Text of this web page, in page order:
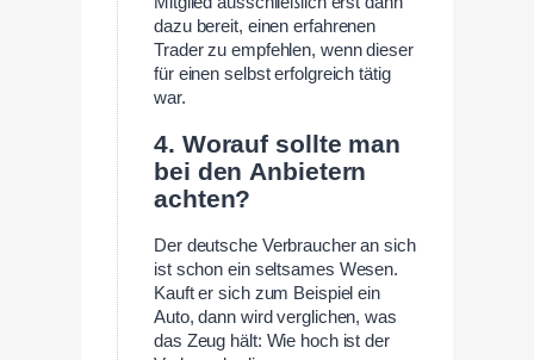
dazu bereit, einen erfahrenen
Trader zu empfehlen, wenn dieser
für einen selbst erfolgreich tätig
war.
4. Worauf sollte man
bei den Anbietern
achten?
Der deutsche Verbraucher an sich
ist schon ein seltsames Wesen.
Kauft er sich zum Beispiel ein
Auto, dann wird verglichen, was
das Zeug hält: Wie hoch ist der